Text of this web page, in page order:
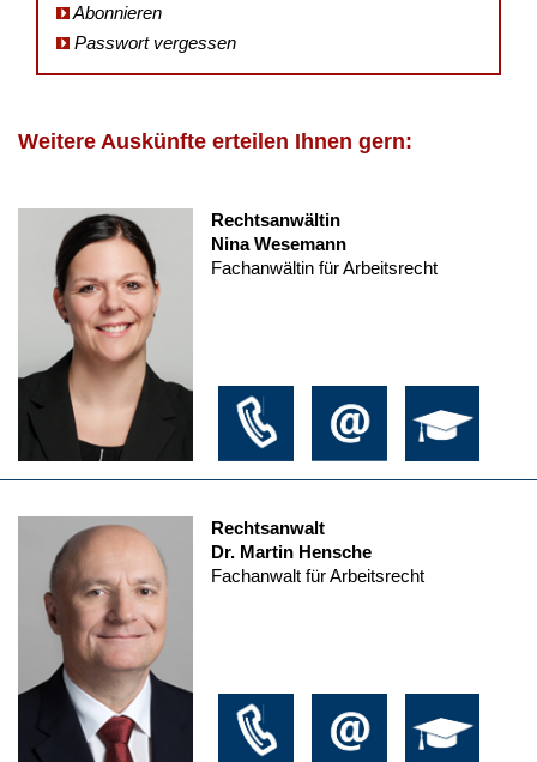
Abonnieren
Passwort vergessen
Weitere Auskünfte erteilen Ihnen gern:
Rechtsanwältin
Nina Wesemann
Fachanwältin für Arbeitsrecht
Rechtsanwalt
Dr. Martin Hensche
Fachanwalt für Arbeitsrecht